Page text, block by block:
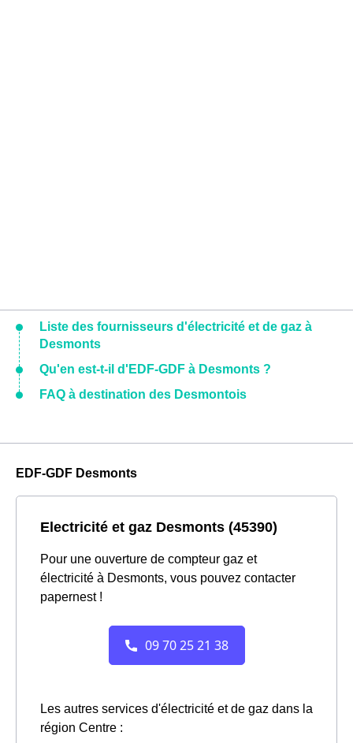
Liste des fournisseurs d'électricité et de gaz à
Desmonts
Qu'en est-t-il d'EDF-GDF à Desmonts ?
FAQ à destination des Desmontois
EDF-GDF Desmonts
Electricité et gaz Desmonts (45390)
Pour une ouverture de compteur gaz et
électricité à Desmonts, vous pouvez contacter
papernest !
Les autres services d'électricité et de gaz dans la
région Centre :